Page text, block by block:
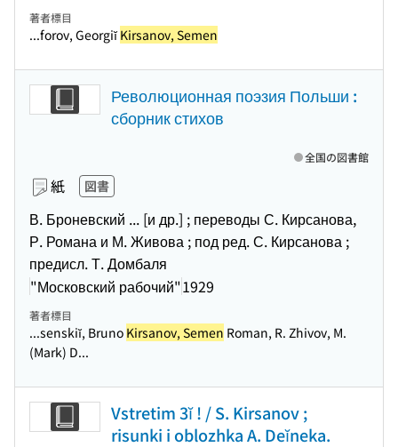
著者標目
...forov, Georgiĭ Kirsanov, Semen
Революционная поэзия Польши :
сборник стихов
紙 図書
В. Броневский ... [и др.] ; переводы С. Кирсанова,
Р. Романа и М. Живова ; под ред. С. Кирсанова ;
предисл. Т. Домбаля
"Московский рабочий"1929
全国の図書館
著者標目
...senskiĭ, Bruno Kirsanov, Semen Roman, R. Zhivov, M.
(Mark) D...
Vstretim 3ĭ ! / S. Kirsanov ;
risunki i oblozhka A. Deĭneka.